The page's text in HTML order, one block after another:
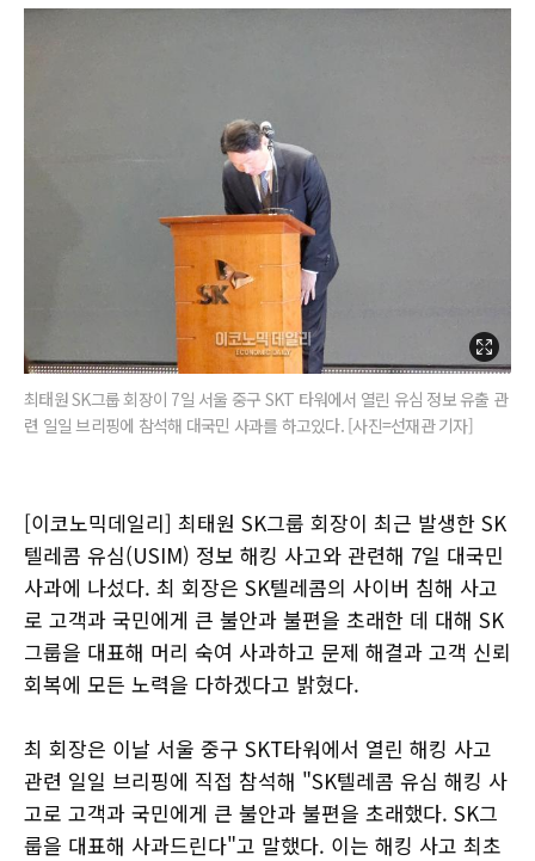
최태원 SK그룹 회장이 7일 서울 중구 SKT 타워에서 열린 유심 정보 유출 관
련 일일 브리핑에 참석해 대국민 사과를 하고있다. [사진=선재관 기자]
[이코노믹데일리] 최태원 SK그룹 회장이 최근 발생한 SK
텔레콤 유심(USIM) 정보 해킹 사고와 관련해 7일 대국민
사과에 나섰다. 최 회장은 SK텔레콤의 사이버 침해 사고
로 고객과 국민에게 큰 불안과 불편을 초래한 데 대해 SK
그룹을 대표해 머리 숙여 사과하고 문제 해결과 고객 신뢰
회복에 모든 노력을 다하겠다고 밝혔다.
최 회장은 이날 서울 중구 SKT타워에서 열린 해킹 사고
관련 일일 브리핑에 직접 참석해 "SK텔레콤 유심 해킹 사
고로 고객과 국민에게 큰 불안과 불편을 초래했다. SK그
룹을 대표해 사과드린다"고 말했다. 이는 해킹 사고 최초